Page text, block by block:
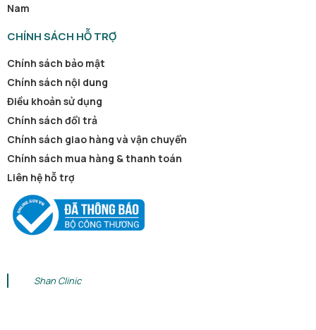
Nam
CHÍNH SÁCH HỖ TRỢ
Chính sách bảo mật
Chính sách nội dung
Điều khoản sử dụng
Chính sách đổi trả
Chính sách giao hàng và vận chuyển
Chính sách mua hàng & thanh toán
Liên hệ hỗ trợ
Shan Clinic